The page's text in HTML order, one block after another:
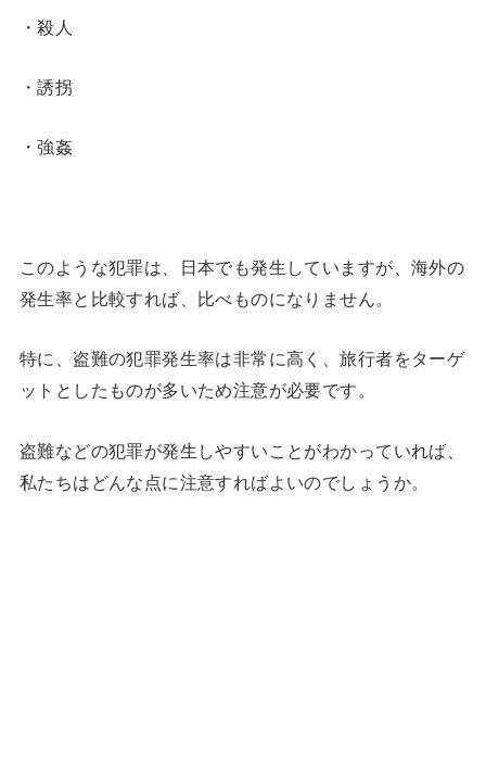
・殺人
・誘拐
・強姦
このような犯罪は、日本でも発生していますが、海外の
発生率と比較すれば、比べものになりません。
特に、盗難の犯罪発生率は非常に高く、旅行者をターゲ
ットとしたものが多いため注意が必要です。
盗難などの犯罪が発生しやすいことがわかっていれば、
私たちはどんな点に注意すればよいのでしょうか。